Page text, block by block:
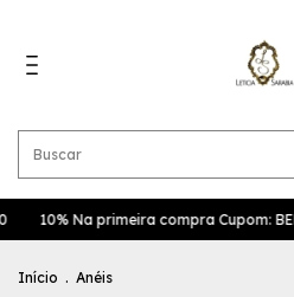
10% Na primeira compra Cupom:
Início . Anéis